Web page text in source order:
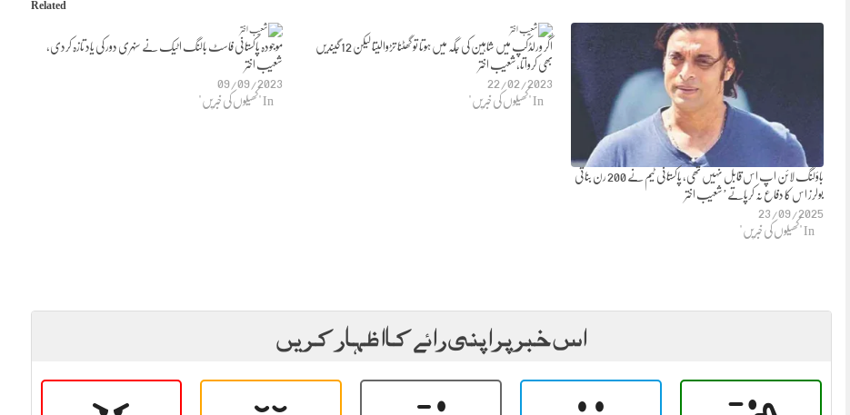
Related
موجودہ پاکستانی فاسٹ بالنگ اٹیک نے سنہری دور کی یاد تازہ کردی،
شعیب اختر
09/09/2023
In "کھیلوں کی خبریں"
اگر ورلڈکپ میں شاہین کی جگہ میں ہوتا تو گھٹنا تڑوالیتا لیکن 12 گیندیں
بھی کرواتا،شعیب اختر
22/02/2023
In "کھیلوں کی خبریں"
باؤلنگ لائن اپ اس قابل نہیں تھی، پاکستانی ٹیم نے 200 رن بناتی
بولرز اس کا دفاع نہ کرپاتے’شعیب اختر
23/09/2025
In "کھیلوں کی خبریں"
اس خبر پر اپنی رائے کا اظہار کریں